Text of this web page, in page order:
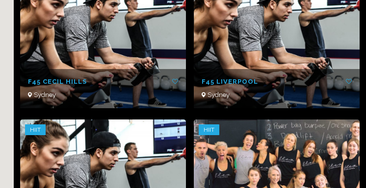
F45 CECIL HILLS
Sydney
F45 LIVERPOOL
Sydney
HIIT HIIT